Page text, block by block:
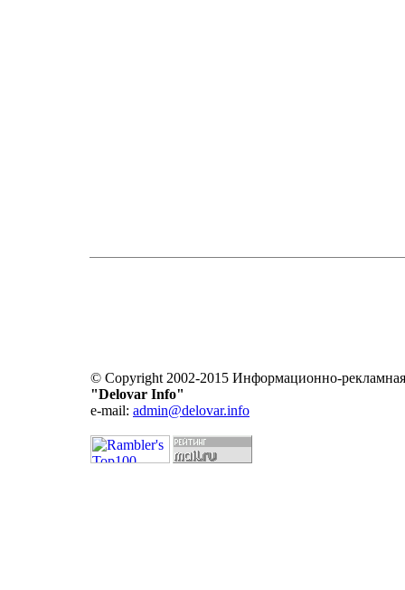
© Copyright 2002-2015 Информационно-
"Delovar Info"
e-mail: admin@delovar.info